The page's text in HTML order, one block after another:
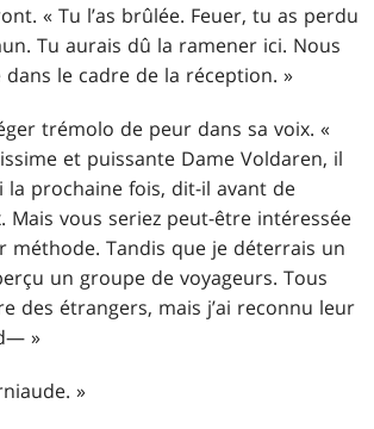
« Tu l’as brûlée. Feuer, tu as perdu
Tu aurais dû la ramener ici. Nous
dans le cadre de la réception. »
trémolo de peur dans sa voix. «
et puissante Dame Voldaren, il
la prochaine fois, dit-il avant de
Mais vous seriez peut-être intéressée
méthode. Tandis que je déterrais un
un groupe de voyageurs. Tous
des étrangers, mais j’ai reconnu leur
»
»